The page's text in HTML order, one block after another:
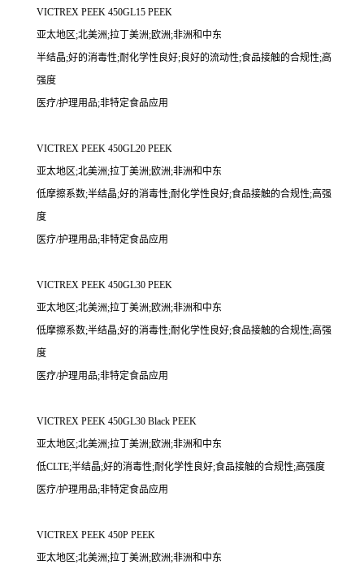
VICTREX PEEK 450GL15 PEEK
亚太地区;北美洲;拉丁美洲;欧洲;非洲和中东
半结晶;好的消毒性;耐化学性良好;良好的流动性;食品接触的合规性;高
强度
医疗/护理用品;非特定食品应用
VICTREX PEEK 450GL20 PEEK
亚太地区;北美洲;拉丁美洲;欧洲;非洲和中东
低摩擦系数;半结晶;好的消毒性;耐化学性良好;食品接触的合规性;高强
度
医疗/护理用品;非特定食品应用
VICTREX PEEK 450GL30 PEEK
亚太地区;北美洲;拉丁美洲;欧洲;非洲和中东
低摩擦系数;半结晶;好的消毒性;耐化学性良好;食品接触的合规性;高强
度
医疗/护理用品;非特定食品应用
VICTREX PEEK 450GL30 Black PEEK
亚太地区;北美洲;拉丁美洲;欧洲;非洲和中东
低CLTE;半结晶;好的消毒性;耐化学性良好;食品接触的合规性;高强度
医疗/护理用品;非特定食品应用
VICTREX PEEK 450P PEEK
亚太地区;北美洲;拉丁美洲;欧洲;非洲和中东